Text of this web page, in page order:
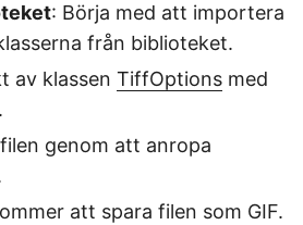
: Börja med att importera
från biblioteket.
av klassen TiffOptions med
genom att anropa
att spara filen som GIF.